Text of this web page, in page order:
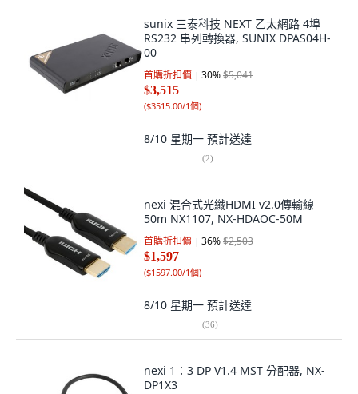
sunix 三泰科技 NEXT 乙太網路 4埠
RS232 串列轉換器, SUNIX DPAS04H-
00
首購折扣價 30%$5,041
$3,515
($3515.00/1個)
8/10 星期一 預計送達
(2)
nexi 混合式光纖HDMI v2.0傳輸線
50m NX1107, NX-HDAOC-50M
首購折扣價 36%$2,503
$1,597
($1597.00/1個)
8/10 星期一 預計送達
(36)
nexi 1：3 DP V1.4 MST 分配器, NX-
DP1X3